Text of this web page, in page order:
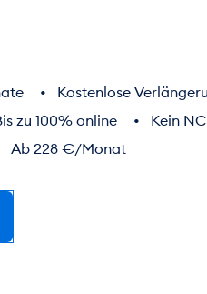
Kostenlose
zu 100% online
Kein NC
Ab 228 €/Monat